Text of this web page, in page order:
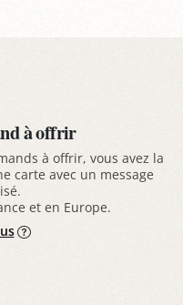
à offrir
à offrir, vous avez la
carte avec un message
et en Europe.